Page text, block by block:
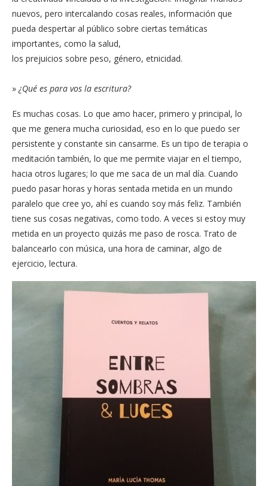
nuevos, pero intercalando cosas reales, información que
pueda despertar al público sobre ciertas temáticas
importantes, como la salud,
los prejuicios sobre peso, género, etnicidad.
» ¿Qué es para vos la escritura?
Es muchas cosas. Lo que amo hacer, primero y principal, lo
que me genera mucha curiosidad, eso en lo que puedo ser
persistente y constante sin cansarme. Es un tipo de terapia o
meditación también, lo que me permite viajar en el tiempo,
hacia otros lugares; lo que me saca de un mal día. Cuando
puedo pasar horas y horas sentada metida en un mundo
paralelo que cree yo, ahí es cuando soy más feliz. También
tiene sus cosas negativas, como todo. A veces si estoy muy
metida en un proyecto quizás me paso de rosca. Trato de
balancearlo con música, una hora de caminar, algo de
ejercicio, lectura.